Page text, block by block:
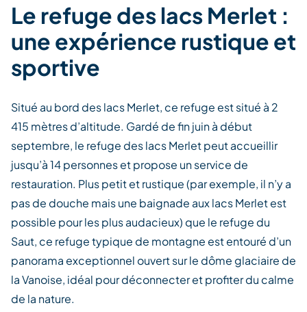
Le refuge des lacs Merlet :
une expérience rustique et
sportive
Situé au bord des lacs Merlet, ce refuge est situé à 2
415 mètres d’altitude. Gardé de fin juin à début
septembre, le refuge des lacs Merlet peut accueillir
jusqu’à 14 personnes et propose un service de
restauration. Plus petit et rustique (par exemple, il n’y a
pas de douche mais une baignade aux lacs Merlet est
possible pour les plus audacieux) que le refuge du
Saut, ce refuge typique de montagne est entouré d’un
panorama exceptionnel ouvert sur le dôme glaciaire de
la Vanoise, idéal pour déconnecter et profiter du calme
de la nature.